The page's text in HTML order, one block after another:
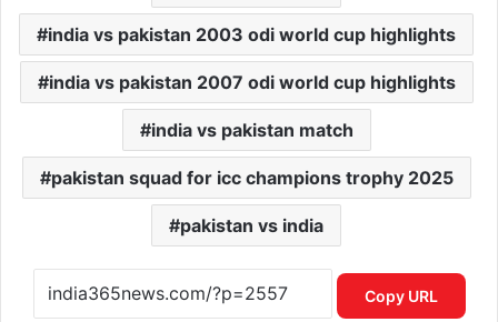
india vs pakistan 2003 odi world cup highlights
india vs pakistan 2007 odi world cup highlights
india vs pakistan match
pakistan squad for icc champions trophy 2025
pakistan vs india
Copy URL